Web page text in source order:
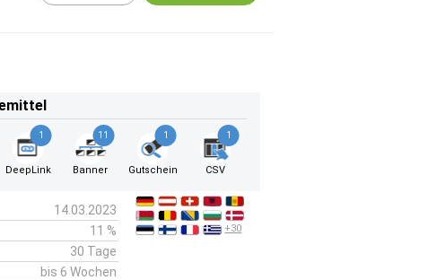
1
DeepLink
11
Banner
1
Gutschein
1
CSV
14.03.2023
11 %
30 Tage
bis 6 Wochen
+30